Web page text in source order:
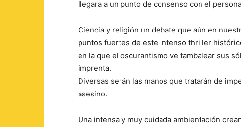
llegara a un punto de consenso con el
Ciencia y religión un debate que aún en
puntos fuertes de este intenso thriller
en la que el oscurantismo ve tambalear sus
imprenta.
Diversas serán las manos que tratarán de
asesino.
Una intensa y muy cuidada ambientación